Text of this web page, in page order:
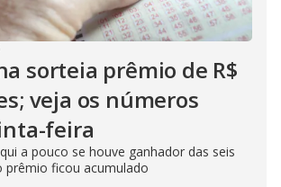
sorteia prêmio de R$
veja os números
feira
a pouco se houve ganhador das seis
prêmio ficou acumulado